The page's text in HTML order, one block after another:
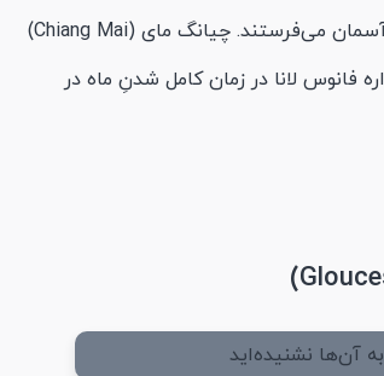
در این جشنواره هزاران نفر هم‌زمان فانوس‌های کاغذی خود را به آسمان می‌فرستند. چیانگ مای (Chiang Mai)
فانوس لانا در زمان کامل شدنِ ماه در